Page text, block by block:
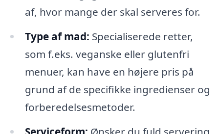
af, hvor mange der skal serveres for.
Type af mad: Specialiserede retter,
som f.eks. veganske eller glutenfri
menuer, kan have en højere pris på
grund af de specifikke ingredienser og
forberedelsesmetoder.